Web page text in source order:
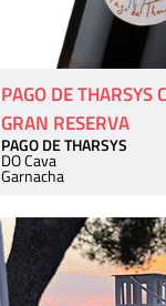
PAGO DE THARSYS
GRAN RESERVA
PAGO DE THARSYS
DO Cava
Garnacha